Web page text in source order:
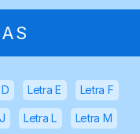
Letra E Letra F
Letra L Letra M